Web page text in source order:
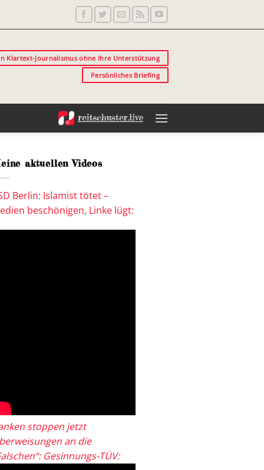
Klartext-Journalismus ohne Ihre Unterstützung
Persönliches Briefing
aktuellen Videos
Berlin: Islamist tötet –
beschönigen, Linke lügt:
stoppen jetzt
an die
Gesinnungs-TÜV: